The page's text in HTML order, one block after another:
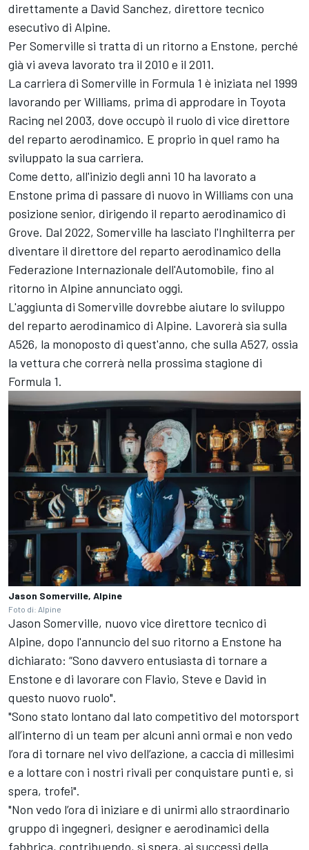
direttamente a David Sanchez, direttore tecnico
esecutivo di Alpine.
Per Somerville si tratta di un ritorno a Enstone, perché
già vi aveva lavorato tra il 2010 e il 2011.
La carriera di Somerville in Formula 1 è iniziata nel 1999
lavorando per Williams, prima di approdare in Toyota
Racing nel 2003, dove occupò il ruolo di vice direttore
del reparto aerodinamico. E proprio in quel ramo ha
sviluppato la sua carriera.
Come detto, all'inizio degli anni 10 ha lavorato a
Enstone prima di passare di nuovo in Williams con una
posizione senior, dirigendo il reparto aerodinamico di
Grove. Dal 2022, Somerville ha lasciato l'Inghilterra per
diventare il direttore del reparto aerodinamico della
Federazione Internazionale dell'Automobile, fino al
ritorno in Alpine annunciato oggi.
L'aggiunta di Somerville dovrebbe aiutare lo sviluppo
del reparto aerodinamico di Alpine. Lavorerà sia sulla
A526, la monoposto di quest'anno, che sulla A527, ossia
la vettura che correrà nella prossima stagione di
Formula 1.
Jason Somerville, Alpine
Foto di: Alpine
Jason Somerville, nuovo vice direttore tecnico di
Alpine, dopo l'annuncio del suo ritorno a Enstone ha
dichiarato: “Sono davvero entusiasta di tornare a
Enstone e di lavorare con Flavio, Steve e David in
questo nuovo ruolo".
"Sono stato lontano dal lato competitivo del motorsport
all’interno di un team per alcuni anni ormai e non vedo
l’ora di tornare nel vivo dell’azione, a caccia di millesimi
e a lottare con i nostri rivali per conquistare punti e, si
spera, trofei".
"Non vedo l’ora di iniziare e di unirmi allo straordinario
gruppo di ingegneri, designer e aerodinamici della
fabbrica, contribuendo, si spera, ai successi della